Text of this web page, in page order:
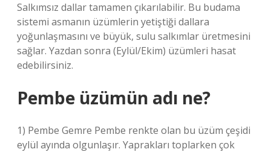
Salkımsız dallar tamamen çıkarılabilir. Bu budama
sistemi asmanın üzümlerin yetiştiği dallara
yoğunlaşmasını ve büyük, sulu salkımlar üretmesini
sağlar. Yazdan sonra (Eylül/Ekim) üzümleri hasat
edebilirsiniz.
Pembe üzümün adı ne?
1) Pembe Gemre Pembe renkte olan bu üzüm çeşidi
eylül ayında olgunlaşır. Yaprakları toplarken çok